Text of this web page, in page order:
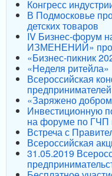
Конгресс
В Подмосковье
детских товаров
IV Бизнес-форум
ИЗМЕНЕНИЙ»
«Бизнес-пикник
«Неделя ритейла»
Всероссийская
предпринимателей
«Заряжено
Инвестиционную
на форуме по ГЧП
Встреча с
Всероссийская
31.05.2019